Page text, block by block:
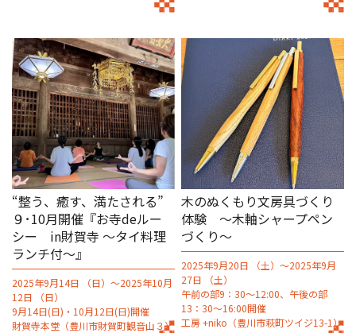
“整う、癒す、満たされる”
９･10月開催『お寺deルー
シー in財賀寺 〜タイ料理
ランチ付～』
2025年9月14日 （日）～2025年10月
12日 （日）
9月14日(日)・10月12日(日)開催
財賀寺本堂（豊川市財賀町観音山３）
木のぬくもり文房具づくり
体験 ～木軸シャープペン
づくり～
2025年9月20日 （土）～2025年9月
27日 （土）
午前の部9：30～12:00、午後の部
13：30～16:00開催
工房 +niko（豊川市萩町ツイジ13-1）